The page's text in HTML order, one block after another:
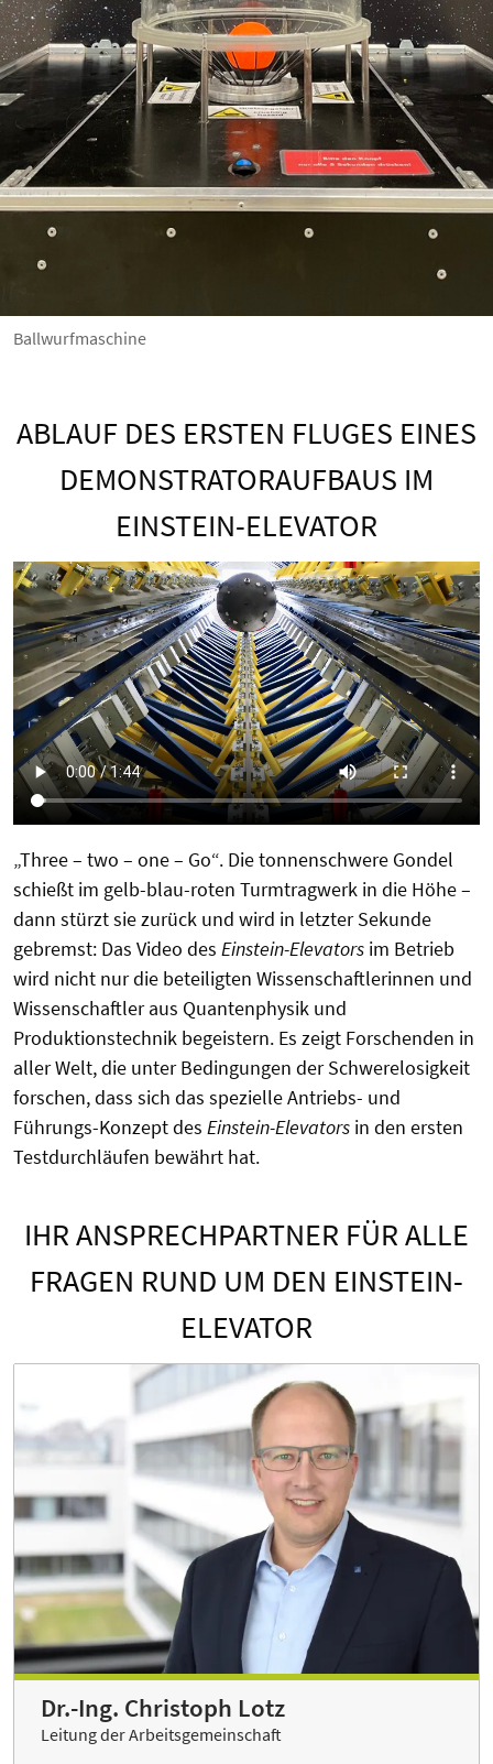
Ballwurfmaschine
ABLAUF DES ERSTEN FLUGES EINES
DEMONSTRATORAUFBAUS IM
EINSTEIN-ELEVATOR
„Three – two – one – Go“. Die tonnenschwere Gondel
schießt im gelb-blau-roten Turmtragwerk in die Höhe –
dann stürzt sie zurück und wird in letzter Sekunde
gebremst: Das Video des Einstein-Elevators im Betrieb
wird nicht nur die beteiligten Wissenschaftlerinnen und
Wissenschaftler aus Quantenphysik und
Produktionstechnik begeistern. Es zeigt Forschenden in
aller Welt, die unter Bedingungen der Schwerelosigkeit
forschen, dass sich das spezielle Antriebs- und
Führungs-Konzept des Einstein-Elevators in den ersten
Testdurchläufen bewährt hat.
IHR ANSPRECHPARTNER FÜR ALLE
FRAGEN RUND UM DEN EINSTEIN-
ELEVATOR
Dr.-Ing. Christoph Lotz
Leitung der Arbeitsgemeinschaft